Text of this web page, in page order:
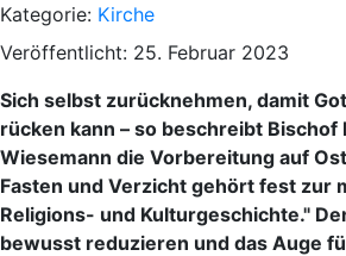
Kategorie: Kirche
Veröffentlicht: 25. Februar 2023
Sich selbst zurücknehmen, damit
rücken kann – so beschreibt Bischof
Wiesemann die Vorbereitung auf
Fasten und Verzicht gehört fest zur
Religions- und Kulturgeschichte."
bewusst reduzieren und das Auge